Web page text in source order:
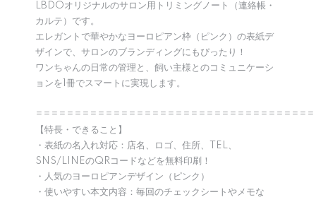
LBDOオリジナルのサロン用トリミングノート（連絡帳・
カルテ）です。
エレガントで華やかなヨーロピアン枠（ピンク）の表紙デ
ザインで、サロンのブランディングにもぴったり！
ワンちゃんの日常の管理と、飼い主様とのコミュニケーシ
ョンを1冊でスマートに実現します。
【特長・できること】
・表紙の名入れ対応：店名、ロゴ、住所、TEL、
SNS/LINEのQRコードなどを無料印刷！
・人気のヨーロピアンデザイン（ピンク）
・使いやすい本文内容：毎回のチェックシートやメモな